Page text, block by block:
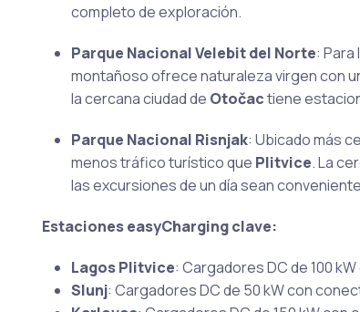
completo de exploración.
Parque Nacional Velebit del Norte:
montañoso ofrece naturaleza virgen con
la cercana ciudad de Otočactiene
Parque Nacional Risnjak: Ubicado más
menos tráfico turístico que Plitvice. La
las excursiones de un día sean
Estaciones easyCharging clave:
Lagos Plitvice: Cargadores DC de 100
Slunj: Cargadores DC de 50 kW con